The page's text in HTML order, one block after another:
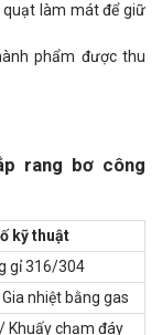
quạt làm mát để giữ
phẩm được thu
rang bơ công
kỹ thuật
gỉ 316/304
nhiệt bằng gas
Khuấy chạm đáy